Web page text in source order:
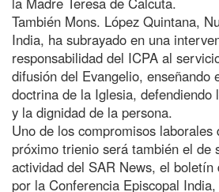
También Mons. López Quintana,
India, ha subrayado en una
responsabilidad del ICPA al
difusión del Evangelio, enseñando
doctrina de la Iglesia,
y la dignidad de la persona.
Uno de los compromisos laborales
próximo trienio será también el de
actividad del SAR News, el boletín
por la Conferencia Episcopal